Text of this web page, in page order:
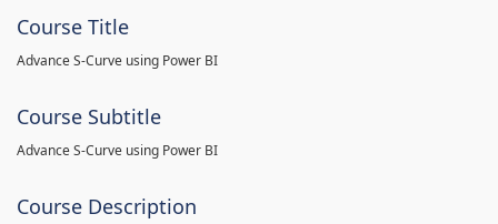
Course Title
Advance S-Curve using Power BI
Course Subtitle
Advance S-Curve using Power BI
Course Description